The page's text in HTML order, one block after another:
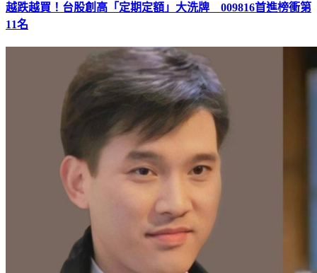
越跌越買！台股創高「定期定額」大洗牌 009816首進榜衝第
11名